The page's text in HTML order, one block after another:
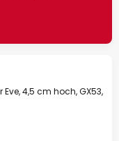
4,5 cm hoch, GX53,